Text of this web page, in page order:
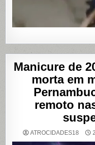
Manicure de
morta em
remoto
ATROCIDADES18